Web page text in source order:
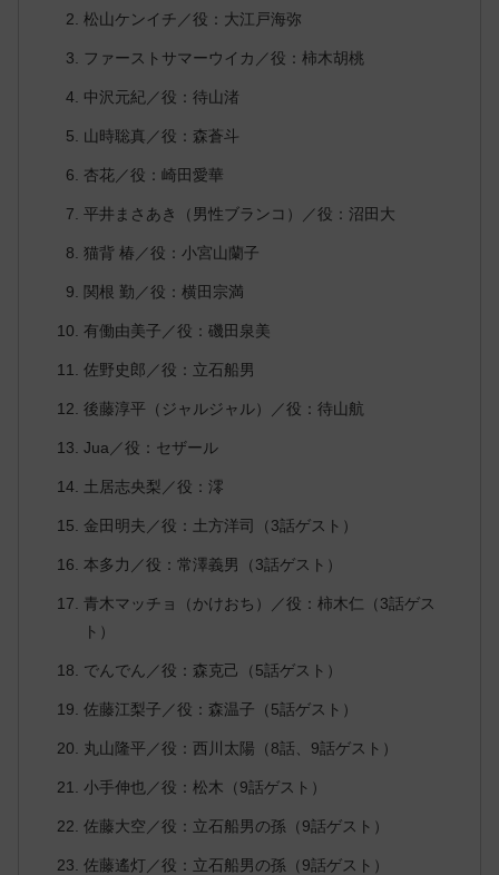
松山ケンイチ／役：大江戸海弥
ファーストサマーウイカ／役：柿木胡桃
中沢元紀／役：待山渚
山時聡真／役：森蒼斗
杏花／役：崎田愛華
平井まさあき（男性ブランコ）／役：沼田大
猫背 椿／役：小宮山蘭子
関根 勤／役：横田宗満
有働由美子／役：磯田泉美
佐野史郎／役：立石船男
後藤淳平（ジャルジャル）／役：待山航
Jua／役：セザール
土居志央梨／役：澪
金田明夫／役：土方洋司（3話ゲスト）
本多力／役：常澤義男（3話ゲスト）
青木マッチョ（かけおち）／役：柿木仁（3話ゲス
ト）
でんでん／役：森克己（5話ゲスト）
佐藤江梨子／役：森温子（5話ゲスト）
丸山隆平／役：西川太陽（8話、9話ゲスト）
小手伸也／役：松木（9話ゲスト）
佐藤大空／役：立石船男の孫（9話ゲスト）
佐藤遙灯／役：立石船男の孫（9話ゲスト）